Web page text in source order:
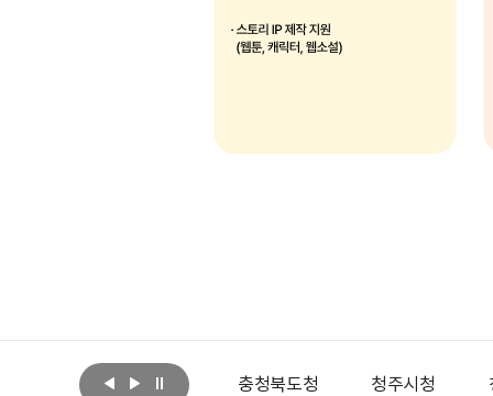
문화체육관광부 충청북도청 청주시청